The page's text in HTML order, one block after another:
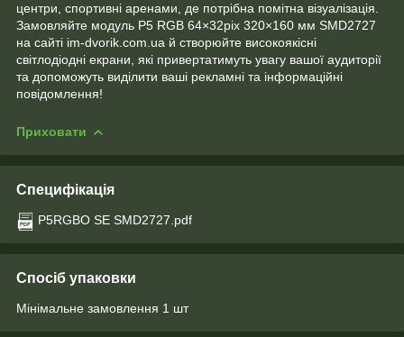
центри, спортивні аренами, де потрібна помітна візуалізація.
Замовляйте модуль P5 RGB 64×32pix 320×160 мм SMD2727
на сайті im-dvorik.com.ua й створюйте високоякісні
світлодіодні екрани, які привертатимуть увагу вашої аудиторії
та допоможуть виділити ваші рекламні та інформаційні
повідомлення!
Приховати
Специфікація
P5RGBO SE SMD2727.pdf
Спосіб упаковки
Мінімальне замовлення 1 шт